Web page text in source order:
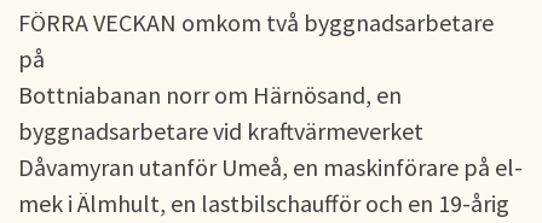
FÖRRA VECKAN omkom två byggnadsarbetare
på
Bottniabanan norr om Härnösand, en
byggnadsarbetare vid kraftvärmeverket
Dåvamyran utanför Umeå, en maskinförare på el-
mek i Älmhult, en lastbilschaufför och en 19-årig